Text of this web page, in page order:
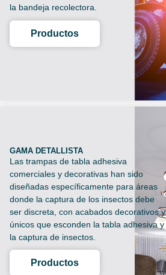
la bandeja recolectora.
Productos
GAMA DETALLISTA
Las trampas de tabla adhesiva
comerciales y decorativas han sido
diseñadas específicamente para áreas
donde la captura de los insectos debe
ser discreta, con acabados decorativos y
únicos que esconden la tabla adhesiva y
la captura de insectos.
Productos